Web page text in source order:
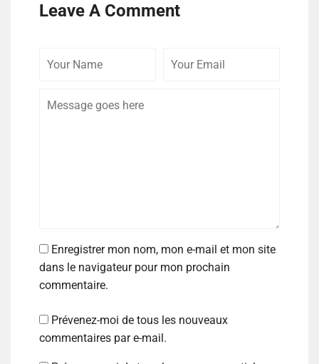
Leave A Comment
Enregistrer mon nom, mon e-mail et mon site
dans le navigateur pour mon prochain
commentaire.
Prévenez-moi de tous les nouveaux
commentaires par e-mail.